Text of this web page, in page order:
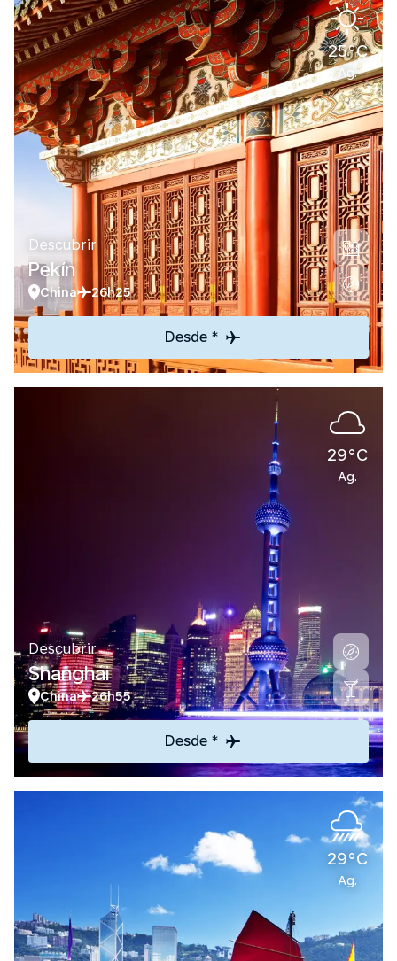
25°C
Ag.
Descubrir
Pekín
China 26h25
Desde *
29°C
Ag.
Descubrir
Shanghái
China 26h55
Desde *
29°C
Ag.